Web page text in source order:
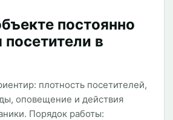
постоянно
посетители в
плотность посетителей,
оповещение и действия
Порядок работы: